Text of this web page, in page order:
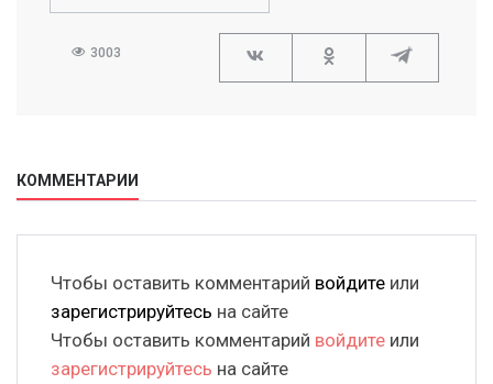
3003
КОММЕНТАРИИ
Чтобы оставить комментарий войдите или
зарегистрируйтесь на сайте
Чтобы оставить комментарий войдите или
зарегистрируйтесь на сайте